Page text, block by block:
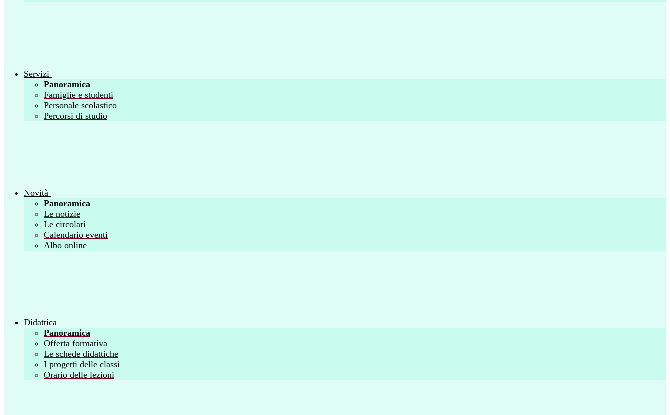
Servizi
Panoramica
Famiglie e studenti
Personale scolastico
Percorsi di studio
Novità
Panoramica
Le notizie
Le circolari
Calendario eventi
Albo online
Didattica
Panoramica
Offerta formativa
Le schede didattiche
I progetti delle classi
Orario delle lezioni